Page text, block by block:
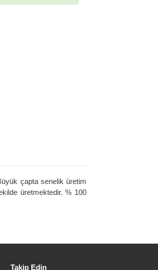
çapta senelik üretim
üretmektedir. % 100
Takip Edin